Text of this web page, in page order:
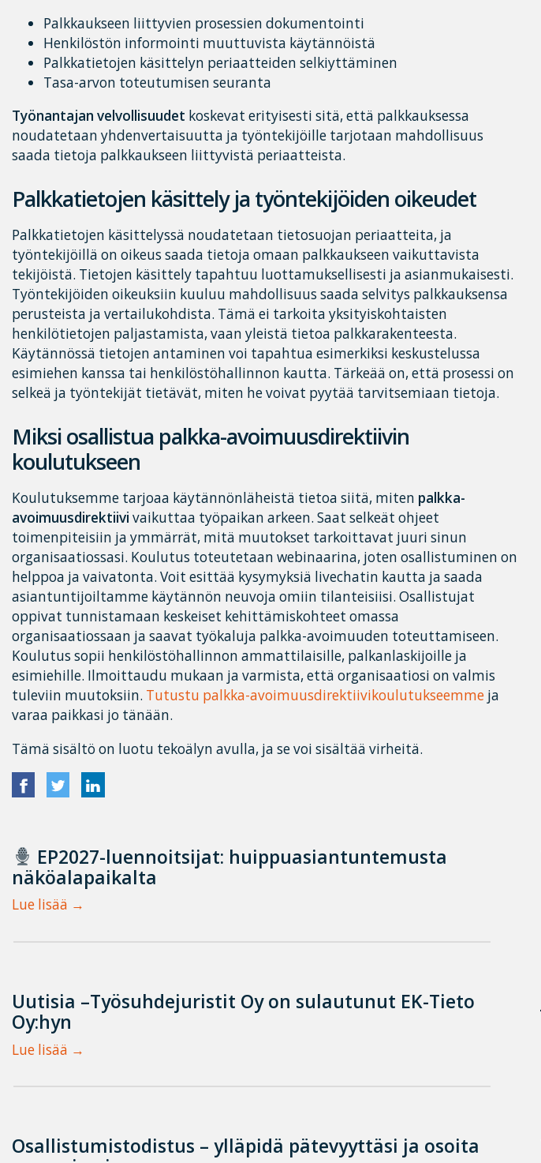
Palkkaukseen liittyvien prosessien dokumentointi
Henkilöstön informointi muuttuvista käytännöistä
Palkkatietojen käsittelyn periaatteiden selkiyttäminen
Tasa-arvon toteutumisen seuranta
Työnantajan velvollisuudet koskevat erityisesti sitä, että palkkauksessa
noudatetaan yhdenvertaisuutta ja työntekijöille tarjotaan mahdollisuus
saada tietoja palkkaukseen liittyvistä periaatteista.
Palkkatietojen käsittely ja työntekijöiden oikeudet
Palkkatietojen käsittelyssä noudatetaan tietosuojan periaatteita, ja
työntekijöillä on oikeus saada tietoja omaan palkkaukseen vaikuttavista
tekijöistä. Tietojen käsittely tapahtuu luottamuksellisesti ja asianmukaisesti.
Työntekijöiden oikeuksiin kuuluu mahdollisuus saada selvitys palkkauksensa
perusteista ja vertailukohdista. Tämä ei tarkoita yksityiskohtaisten
henkilötietojen paljastamista, vaan yleistä tietoa palkkarakenteesta.
Käytännössä tietojen antaminen voi tapahtua esimerkiksi keskustelussa
esimiehen kanssa tai henkilöstöhallinnon kautta. Tärkeää on, että prosessi on
selkeä ja työntekijät tietävät, miten he voivat pyytää tarvitsemiaan tietoja.
Miksi osallistua palkka-avoimuusdirektiivin
koulutukseen
Koulutuksemme tarjoaa käytännönläheistä tietoa siitä, miten palkka-
avoimuusdirektiivi vaikuttaa työpaikan arkeen. Saat selkeät ohjeet
toimenpiteisiin ja ymmärrät, mitä muutokset tarkoittavat juuri sinun
organisaatiossasi. Koulutus toteutetaan webinaarina, joten osallistuminen on
helppoa ja vaivatonta. Voit esittää kysymyksiä livechatin kautta ja saada
asiantuntijoiltamme käytännön neuvoja omiin tilanteisiisi. Osallistujat
oppivat tunnistamaan keskeiset kehittämiskohteet omassa
organisaatiossaan ja saavat työkaluja palkka-avoimuuden toteuttamiseen.
Koulutus sopii henkilöstöhallinnon ammattilaisille, palkanlaskijoille ja
esimiehille. Ilmoittaudu mukaan ja varmista, että organisaatiosi on valmis
tuleviin muutoksiin. Tutustu palkka-avoimuusdirektiivikoulutukseemme ja
varaa paikkasi jo tänään.
Tämä sisältö on luotu tekoälyn avulla, ja se voi sisältää virheitä.
EP2027-luennoitsijat: huippuasiantuntemusta
näköalapaikalta
Lue lisää
Uutisia –Työsuhdejuristit Oy on sulautunut EK-Tieto
Oy:hyn
Lue lisää
Osallistumistodistus – ylläpidä pätevyyttäsi ja osoita